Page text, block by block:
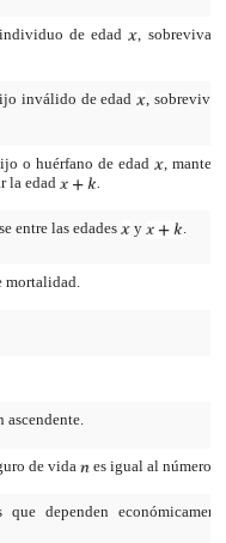
de edad , sobreviva
inválido de edad
, sobreviva
o huérfano de edad
,
la edad
.
entre las edades y .
mortalidad.
ascendente.
de vida es igual al número
que dependen